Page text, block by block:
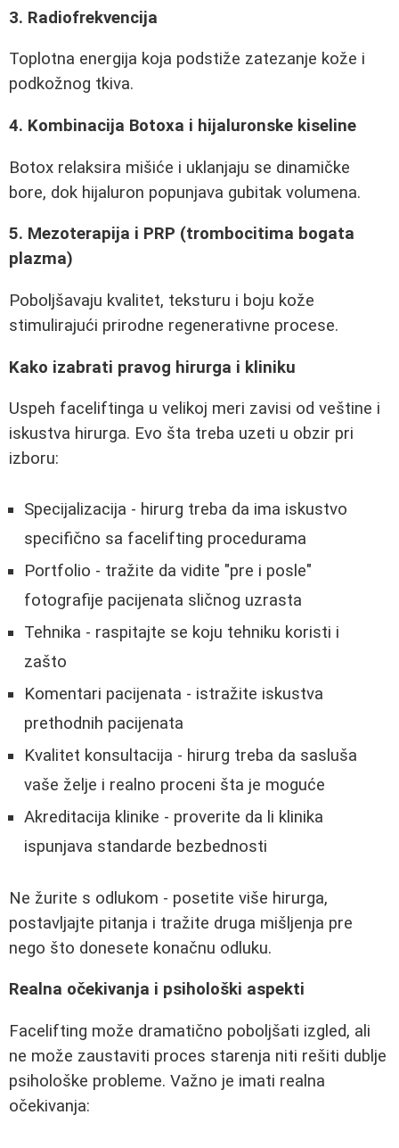
3. Radiofrekvencija
Toplotna energija koja podstiže zatezanje kože i
podkožnog tkiva.
4. Kombinacija Botoxa i hijaluronske kiseline
Botox relaksira mišiće i uklanjaju se dinamičke
bore, dok hijaluron popunjava gubitak volumena.
5. Mezoterapija i PRP (trombocitima bogata
plazma)
Poboljšavaju kvalitet, teksturu i boju kože
stimulirajući prirodne regenerativne procese.
Kako izabrati pravog hirurga i kliniku
Uspeh faceliftinga u velikoj meri zavisi od veštine i
iskustva hirurga. Evo šta treba uzeti u obzir pri
izboru:
Specijalizacija - hirurg treba da ima iskustvo
specifično sa facelifting procedurama
Portfolio - tražite da vidite "pre i posle"
fotografije pacijenata sličnog uzrasta
Tehnika - raspitajte se koju tehniku koristi i
zašto
Komentari pacijenata - istražite iskustva
prethodnih pacijenata
Kvalitet konsultacija - hirurg treba da sasluša
vaše želje i realno proceni šta je moguće
Akreditacija klinike - proverite da li klinika
ispunjava standarde bezbednosti
Ne žurite s odlukom - posetite više hirurga,
postavljajte pitanja i tražite druga mišljenja pre
nego što donesete konačnu odluku.
Realna očekivanja i psihološki aspekti
Facelifting može dramatično poboljšati izgled, ali
ne može zaustaviti proces starenja niti rešiti dublje
psihološke probleme. Važno je imati realna
očekivanja: